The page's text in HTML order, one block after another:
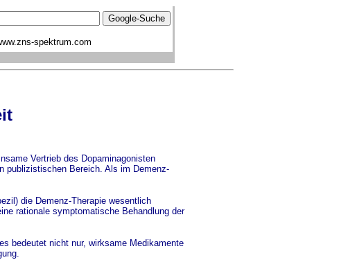
spektrum.com
Vertrieb des Dopaminagonisten
publizistischen Bereich. Als im Demenz-
die Demenz-Therapie wesentlich
rationale symptomatische Behandlung der
bedeutet nicht nur, wirksame Medikamente